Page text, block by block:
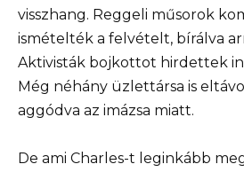
visszhang. Reggeli műsorok
ismételték a felvételt, bírálva
Aktivisták bojkottot hirdettek
Még néhány üzlettársa is
aggódva az imázsa miatt.
De ami Charles-t leginkább